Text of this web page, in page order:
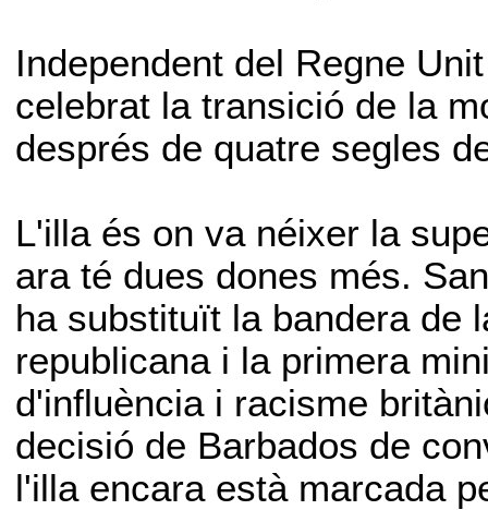
Independent del Regne
celebrat la transició de la
després de quatre segles
L'illa és on va néixer la
ara té dues dones més.
ha substituït la bandera de
republicana i la primera
d'influència i racisme
decisió de Barbados de
l'illa encara està marcada